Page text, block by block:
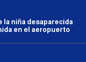
la niña desaparecida
en el aeropuerto